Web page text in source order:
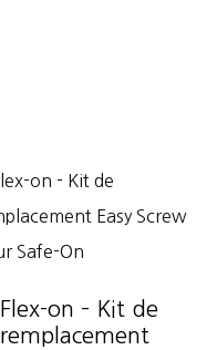
Flex-on – Kit de
remplacement